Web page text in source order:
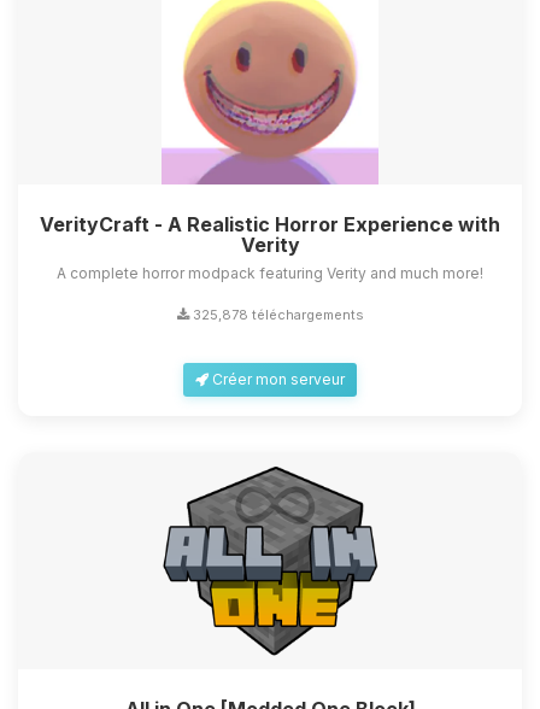
VerityCraft - A Realistic Horror Experience with
Verity
A complete horror modpack featuring Verity and much more!
325,878 téléchargements
Créer mon serveur